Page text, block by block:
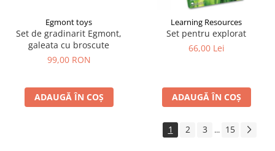
Egmont toys
Set de gradinarit Egmont,
galeata cu broscute
99,00 RON
ADAUGĂ ÎN COȘ
Learning Resources
Set pentru explorat
66,00 Lei
ADAUGĂ ÎN COȘ
1 2 3 ... 15